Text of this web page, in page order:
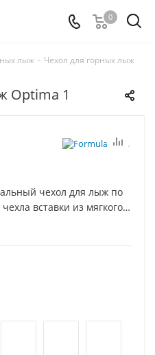
0
лыж - Чехол для горных лыж
Optima 1
чехол для лыж по
вставки из мягкого
когда вы ставите